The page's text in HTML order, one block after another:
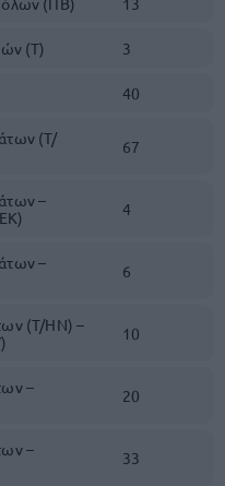
(Τ) 3
40
(Τ/
67
–
4
–
6
(Τ/ΗΝ) –
10
–
20
–
33